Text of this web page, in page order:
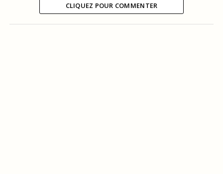
CLIQUEZ POUR COMMENTER